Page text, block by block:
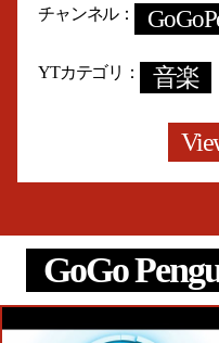
チャンネル
YTカテゴリ 音楽
GoGo